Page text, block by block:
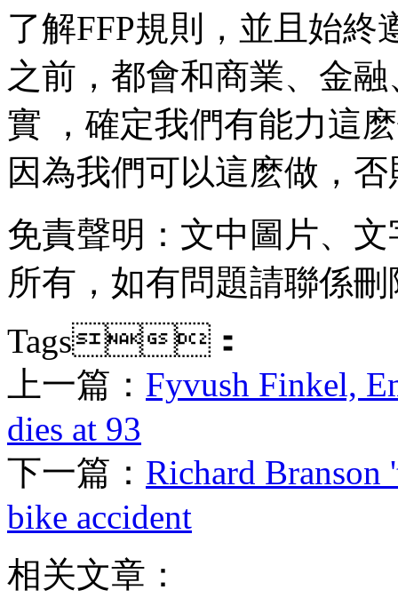
了解FFP規則，並且始
之前，都會和商業 、
實 ，確定我們有能力這麽
因為我們可以這麽做 ，
免責聲明：文中圖片
所有，如有問題請聯係刪除
Tags：
上一篇： Fyvush Finkel,
dies at 93
下一篇： Richard Branson
bike accident
相关文章：